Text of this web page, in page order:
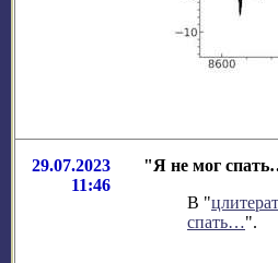
29.07.2023
11:46
"Я не мог
В "
спать…".